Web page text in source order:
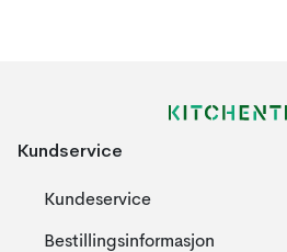
Kundservice
Kundeservice
Bestillingsinformasjon